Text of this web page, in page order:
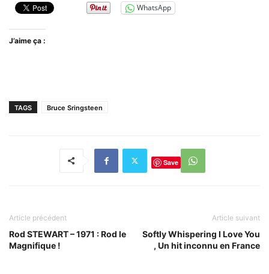
WhatsApp
J’aime ça :
TAGS Bruce Sringsteen
Save
Article précédent
Rod STEWART – 1971 : Rod le
Magnifique !
Article suivant
Softly Whispering I Love You
, Un hit inconnu en France